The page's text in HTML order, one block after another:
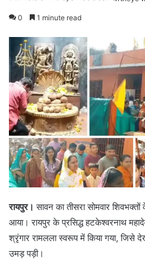
0 1 minute read
रायपुर। सावन का तीसरा सोमवार
आया। रायपुर के प्रसिद्ध हटकेश्वरनाथ
श्रृंगार रामलला स्वरूप में किया गया, जिसे
उमड़ पड़ी।